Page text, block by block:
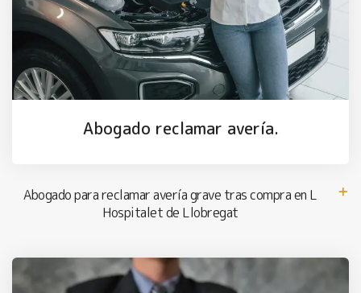
Abogado reclamar avería.
Abogado para reclamar avería grave tras compra en L
Hospitalet de Llobregat